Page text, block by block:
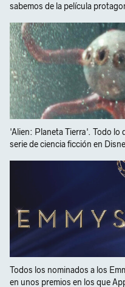
sabemos de la película
'Alien: Planeta Tierra'. Todo lo
serie de ciencia ficción en
Todos los nominados a los
en unos premios en los que